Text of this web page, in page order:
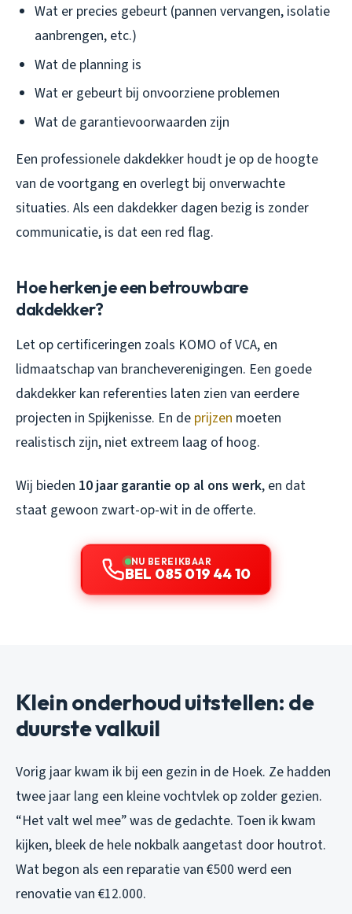
Wat er precies gebeurt (pannen vervangen, isolatie
aanbrengen, etc.)
Wat de planning is
Wat er gebeurt bij onvoorziene problemen
Wat de garantievoorwaarden zijn
Een professionele dakdekker houdt je op de hoogte
van de voortgang en overlegt bij onverwachte
situaties. Als een dakdekker dagen bezig is zonder
communicatie, is dat een red flag.
Hoe herken je een betrouwbare
dakdekker?
Let op certificeringen zoals KOMO of VCA, en
lidmaatschap van brancheverenigingen. Een goede
dakdekker kan referenties laten zien van eerdere
projecten in Spijkenisse. En de prijzen moeten
realistisch zijn, niet extreem laag of hoog.
Wij bieden 10 jaar garantie op al ons werk, en dat
staat gewoon zwart-op-wit in de offerte.
NU BEREIKBAAR
BEL 085 019 44 10
Klein onderhoud uitstellen: de
duurste valkuil
Vorig jaar kwam ik bij een gezin in de Hoek. Ze hadden
twee jaar lang een kleine vochtvlek op zolder gezien.
“Het valt wel mee” was de gedachte. Toen ik kwam
kijken, bleek de hele nokbalk aangetast door houtrot.
Wat begon als een reparatie van €500 werd een
renovatie van €12.000.